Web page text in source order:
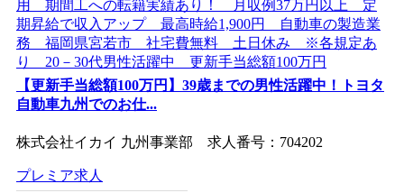
【更新手当総額100万円】39歳までの男性活躍中！トヨタ
自動車九州でのお仕...
株式会社イカイ 九州事業部 求人番号：704202
プレミア求人